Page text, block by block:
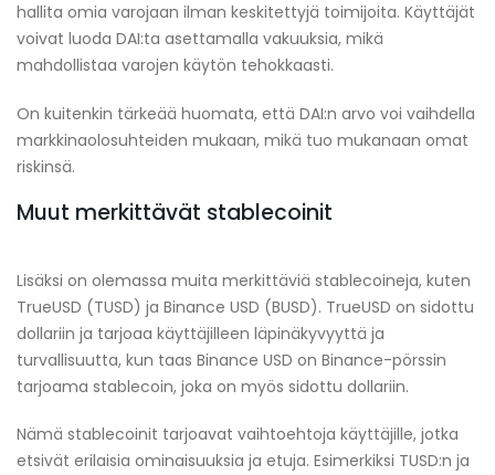
hallita omia varojaan ilman keskitettyjä toimijoita. Käyttäjät
voivat luoda DAI:ta asettamalla vakuuksia, mikä
mahdollistaa varojen käytön tehokkaasti.
On kuitenkin tärkeää huomata, että DAI:n arvo voi vaihdella
markkinaolosuhteiden mukaan, mikä tuo mukanaan omat
riskinsä.
Muut merkittävät stablecoinit
Lisäksi on olemassa muita merkittäviä stablecoineja, kuten
TrueUSD (TUSD) ja Binance USD (BUSD). TrueUSD on sidottu
dollariin ja tarjoaa käyttäjilleen läpinäkyvyyttä ja
turvallisuutta, kun taas Binance USD on Binance-pörssin
tarjoama stablecoin, joka on myös sidottu dollariin.
Nämä stablecoinit tarjoavat vaihtoehtoja käyttäjille, jotka
etsivät erilaisia ominaisuuksia ja etuja. Esimerkiksi TUSD:n ja